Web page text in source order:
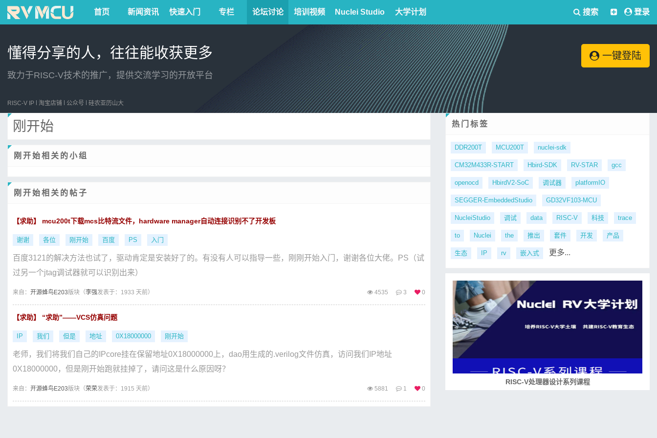
首页 新闻资讯 快速入门 专栏 论坛讨论 培训视频 Nuclei Studio 大学计划 搜索 登录
懂得分享的人，往往能收获更多
致力于RISC-V技术的推广，提供交流学习的开放平台
一键登陆
RISC-V IP 淘宝店铺 公众号 硅农亚历山大
刚开始
刚开始相关的小组
刚开始相关的帖子
【求助】 mcu200t下载mcs比特流文件，hardware manager自动连接识别不了开发板
谢谢 各位 刚开始 百度 PS 入门
百度3121的解决方法也试了，驱动肯定是安装好了的。有没有人可以指导一些，刚刚开始入门，谢谢各位大佬。PS（试
过另一个jtag调试器就可以识别出来）
来自： 开源蜂鸟E203版块（李强发表于：1933 天前） 4535 3 0
【求助】 “求助”——VCS仿真问题
IP 我们 但是 地址 0X18000000 刚开始
老师，我们将我们自己的IPcore挂在保留地址0X18000000上，dao用生成的.verilog文件仿真，访问我们IP地址
0X18000000，但是刚开始跑就挂掉了，请问这是什么原因呀？
来自： 开源蜂鸟E203版块（荣荣发表于：1915 天前） 5881 1 0
热门标签
DDR200T MCU200T nuclei-sdk
CM32M433R-START Hbird-SDK RV-STAR gcc
openocd HbirdV2-SoC 调试器 platformIO
SEGGER-EmbeddedStudio GD32VF103-MCU
NucleiStudio 调试 data RISC-V 科技 trace
to Nuclei the 推出 套件 开发 产品
生态 IP rv 嵌入式 更多...
RISC-V处理器设计系列课程